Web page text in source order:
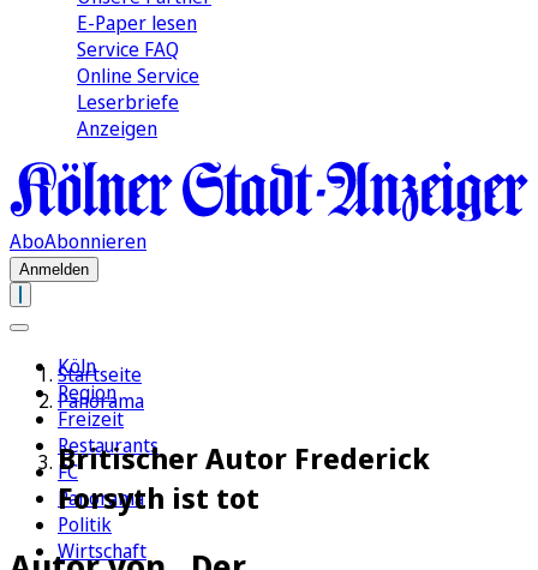
E-Paper lesen
Service FAQ
Online Service
Leserbriefe
Anzeigen
AboAbonnieren
Anmelden
Köln
Region
Freizeit
Restaurants
FC
Panorama
Politik
Wirtschaft
Startseite
Panorama
Britischer Autor Frederick
Forsyth ist tot